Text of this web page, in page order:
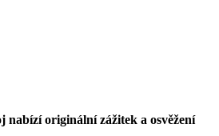
nabízí originální zážitek a osvěžení